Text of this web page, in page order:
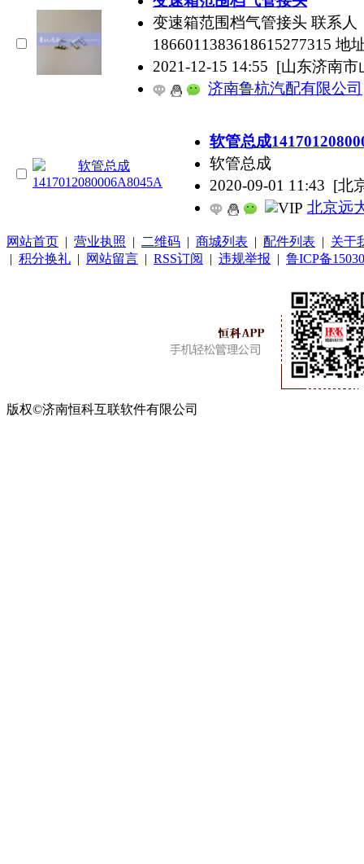
变速箱范围档气管接头 联系人
1866011383618615277315 地
2021-12-15 14:55 [山东济南市
济南鲁杭汽配有限公司
软管总成
软管总成
2020-09-01 11:43 [北
北京远
网站首页 | 营业执照 | 二维码 | 商城列表 | 配件列表 | 关于
| 积分换礼 | 网站留言 | RSS订阅 | 违规举报 | 鲁ICP备
版权©济南恒科互联软件有限公司